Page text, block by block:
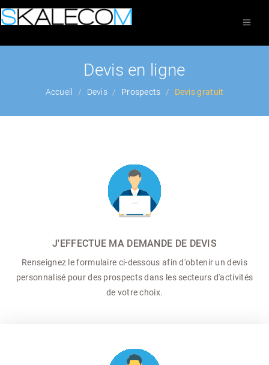
Devis en ligne
Accueil Devis Prospects Devis gratuit
J'EFFECTUE MA DEMANDE DE DEVIS
Renseignez le formulaire ci-dessous afin d'obtenir un devis
personnalisé pour des prospects dans les secteurs d'activités
de votre choix.